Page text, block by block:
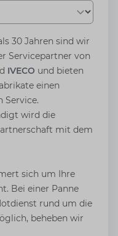
30 Jahren sind wir
Servicepartner von
IVECO und bieten
einen
Service.
wird die
mit dem
sich um Ihre
Bei einer Panne
rund um die
beheben wir